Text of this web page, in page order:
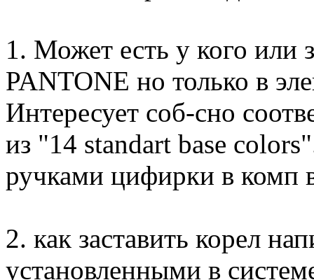
1. Может есть у кого или
PANTONE но только в
Интересует соб-сно
из "14 standart base
ручками цифирки в комп
2. как заставить корел
установленными в